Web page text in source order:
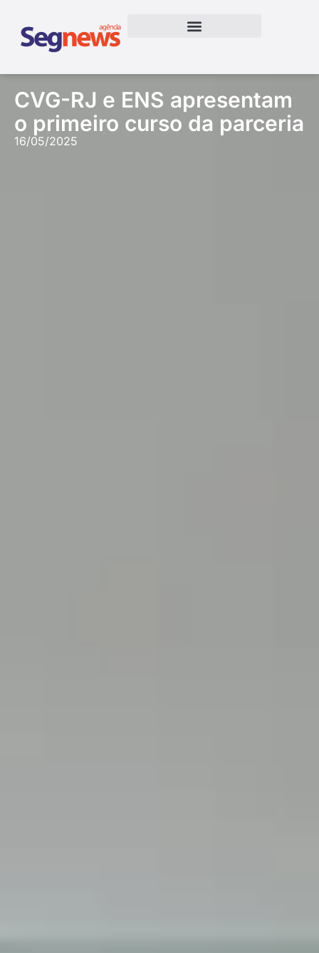
CVG-RJ e ENS apresentam
o primeiro curso da parceria
16/05/2025